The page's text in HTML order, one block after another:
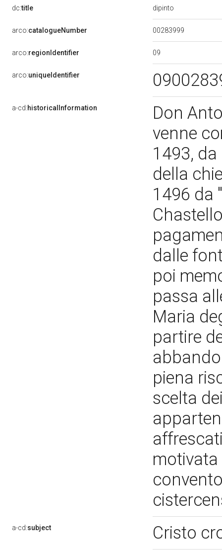
dc:title dipinto
arco:catalogueNumber 00283999
arco:regionIdentifier 09
arco:uniqueIdentifier
a-cd:historicalInformation
Don
venne
1493,
della
1496 da
dalle
poi
passa
Maria
partire
piena
scelta
a-cd:subject Cristo